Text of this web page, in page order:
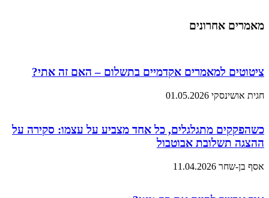
מאמרים אחרונים
ציטוטים למאמרים אקדמיים בתשלום – האם זה אתי?
חגית אושינסקי 01.05.2026
כשהפקקים מתגלגלים, כל אחד מצביע על עצמו: סקירה על
ההצגה תשלובת אבוטבול
אסף בן-שחר 11.04.2026